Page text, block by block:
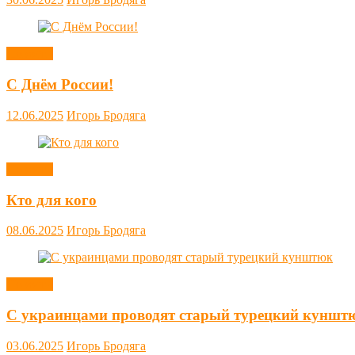
С Днём России!
12.06.2025 Игорь Бродяга
Кто для кого
08.06.2025 Игорь Бродяга
С украинцами проводят старый турецкий
03.06.2025 Игорь Бродяга